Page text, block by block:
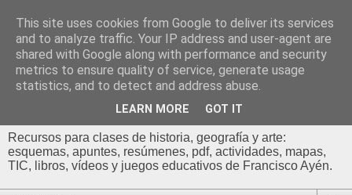
Profesor Francisco |
Recursos de Geografía,
Historia y Arte
Recursos para clases de historia, geografía y arte:
esquemas, apuntes, resúmenes, pdf, actividades, mapas,
TIC, libros, vídeos y juegos educativos de Francisco Ayén.
This site uses cookies from Google to deliver its services
and to analyze traffic. Your IP address and user-agent are
shared with Google along with performance and security
metrics to ensure quality of service, generate usage
statistics, and to detect and address abuse.
LEARN MORE GOT IT